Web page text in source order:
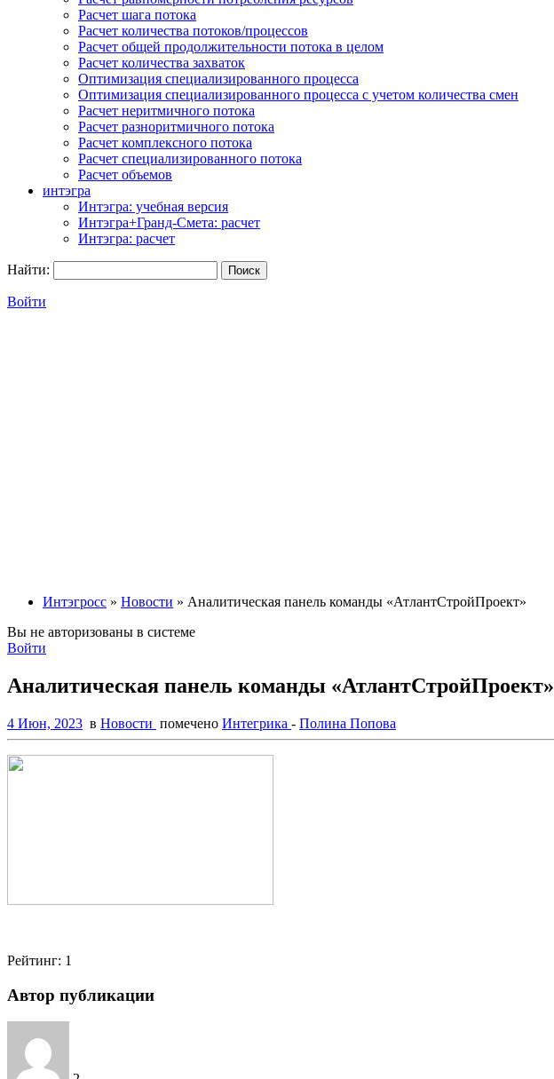
Расчет шага потока
Расчет количества потоков/процессов
Расчет общей продолжительности потока в целом
Расчет количества захваток
Оптимизация специализированного процесса
Оптимизация специализированного процесса с учетом количества смен
Расчет неритмичного потока
Расчет разноритмичного потока
Расчет комплексного потока
Расчет специализированного потока
Расчет объемов
интэгра
Интэгра: учебная версия
Интэгра+Гранд-Смета: расчет
Интэгра: расчет
Найти:
Войти
Интэгросс » Новости » Аналитическая панель команды «АтлантСтройПроект»
Вы не авторизованы в системе
Войти
Аналитическая панель команды «АтлантСтройПроект»
4 Июн, 2023 в Новости помечено Интегрика - Полина Попова
Рейтинг: 1
Автор публикации